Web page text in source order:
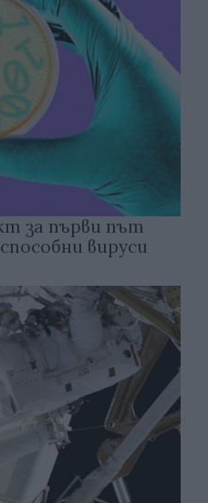
за първи път
вируси